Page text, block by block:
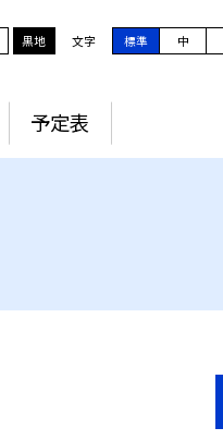
黒地 文字 標準 中
予定表